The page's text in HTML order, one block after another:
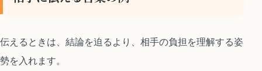
伝えるときは、結論を迫るより、相手の負担を理解する姿
勢を入れます。